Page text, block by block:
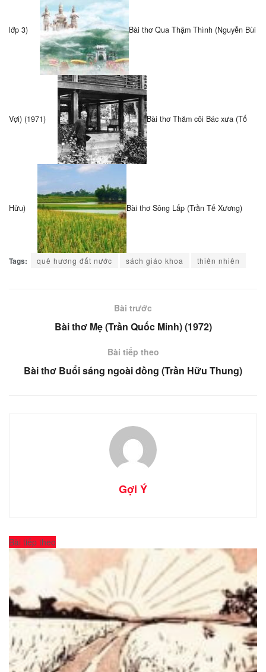
lớp 3) Bài thơ Qua Thậm Thình (Nguyễn Bùi
Vợi) (1971) Bài thơ Thăm cõi Bác xưa (Tố
Hữu) Bài thơ Sông Lấp (Trần Tế Xương)
Tags: quê hương đất nước sách giáo khoa thiên nhiên
Bài trước
Bài thơ Mẹ (Trần Quốc Minh) (1972)
Bài tiếp theo
Bài thơ Buổi sáng ngoài đồng (Trần Hữu Thung)
Gợi Ý
Bài tiếp theo